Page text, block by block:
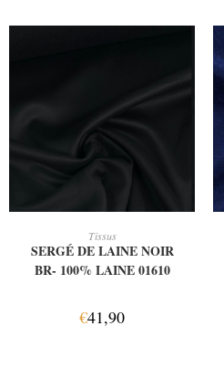
AJOUTER AU PANIER
Tissus
SERGÉ DE LAINE NOIR
BR- 100% LAINE 01610
€41,90